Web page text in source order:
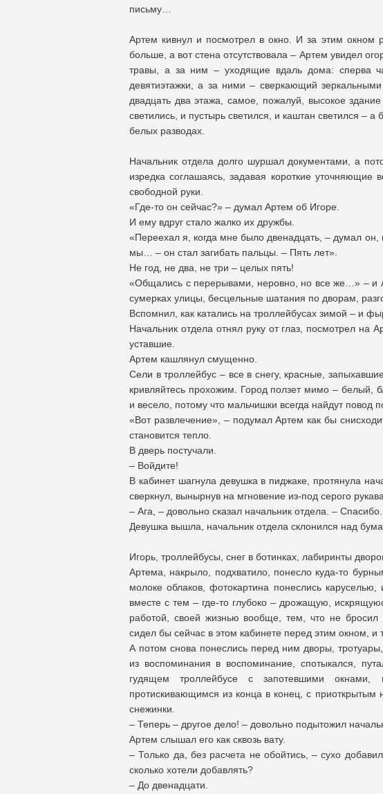
письму…
Артем кивнул и посмотрел в окно. И за этим окном
больше, а вот стена отсутствовала – Артем увидел
травы, а за ним – уходящие вдаль дома: сперва
девятиэтажки, а за ними – сверкающий
двадцать два этажа, самое, пожалуй, высокое
светились, и пустырь светился, и каштан светился – а
белых разводах.
Начальник отдела долго шуршал документами, а
изредка соглашаясь, задавая короткие
свободной руки.
«Где-то он сейчас?» – думал Артем об Игоре.
И ему вдруг стало жалко их дружбы.
«Переехал я, когда мне было двенадцать, – думал
мы… – он стал загибать пальцы. – Пять лет».
Не год, не два, не три – целых пять!
«Общались с перерывами, неровно, но все же…» – и
сумерках улицы, бесцельные шатания по дворам,
Вспомнил, как катались на троллейбусах зимой – и
Начальник отдела отнял руку от глаз, посмотрел на
уставшие.
Артем кашлянул смущенно.
Сели в троллейбус – все в снегу, красные,
кривляйтесь прохожим. Город ползет мимо – белый,
и весело, потому что мальчишки всегда найдут повод
«Вот развлечение», – подумал Артем как бы
становится тепло.
В дверь постучали.
– Войдите!
В кабинет шагнула девушка в пиджаке, протянула
сверкнул, вынырнув на мгновение из-под серого
– Ага, – довольно сказал начальник отдела. – Спасибо.
Девушка вышла, начальник отдела склонился над
Игорь, троллейбусы, снег в ботинках, лабиринты
Артема, накрыло, подхватило, понесло куда-то
молоке облаков, фотокартина понеслись
вместе с тем – где-то глубоко – дрожащую,
работой, своей жизнью вообще, тем, что не
сидел бы сейчас в этом кабинете перед этим окном, и
А потом снова понеслись перед ним дворы,
из воспоминания в воспоминание, спотыкался,
гудящем троллейбусе с запотевшими окнами,
протискивающимся из конца в конец, с приоткрытым
снежинки.
– Теперь – другое дело! – довольно подытожил
Артем слышал его как сквозь вату.
– Только да, без расчета не обойтись, – сухо
сколько хотели добавлять?
– До двенадцати.